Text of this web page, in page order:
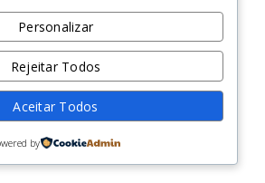
Personalizar
Rejeitar Todos
Aceitar Todos
by